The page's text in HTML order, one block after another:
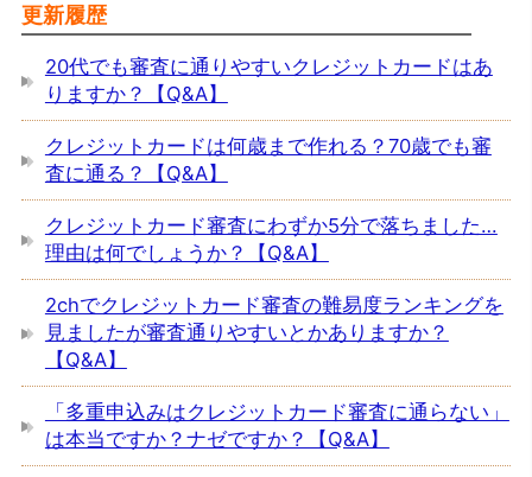
更新履歴
20代でも審査に通りやすいクレジットカードはあ
りますか？【Q&A】
クレジットカードは何歳まで作れる？70歳でも審
査に通る？【Q&A】
クレジットカード審査にわずか5分で落ちました…
理由は何でしょうか？【Q&A】
2chでクレジットカード審査の難易度ランキングを
見ましたが審査通りやすいとかありますか？
【Q&A】
「多重申込みはクレジットカード審査に通らない」
は本当ですか？ナゼですか？【Q&A】